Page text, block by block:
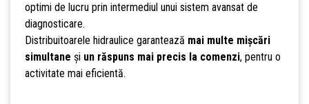
optimi de lucru prin intermediul unui sistem avansat de
diagnosticare.
Distribuitoarele hidraulice garantează mai multe mișcări
simultane și un răspuns mai precis la comenzi, pentru o
activitate mai eficientă.